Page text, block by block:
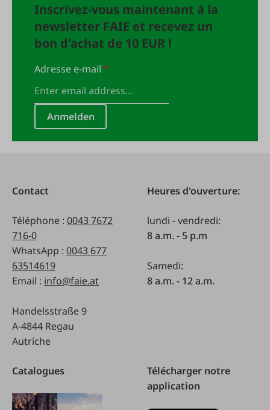
Inscrivez-vous maintenant à la
newsletter FAIE et recevez un
bon d'achat de 10 EUR !
Adresse e-mail*
Anmelden
Contact
Téléphone : 0043 7672
716-0
WhatsApp : 0043 677
63514619
Email : info@faie.at
Handelsstraße 9
A-4844 Regau
Autriche
Heures d'ouverture:
lundi - vendredi:
8 a.m. - 5 p.m
Samedi:
8 a.m. - 12 a.m.
Catalogues
Télécharger notre
application